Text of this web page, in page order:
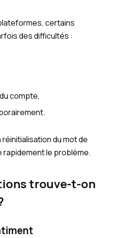
certains
des difficultés :
compte,
du mot de
le problème.
trouve-t-on